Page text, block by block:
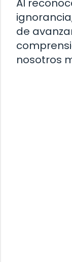
Al
de
nosotros